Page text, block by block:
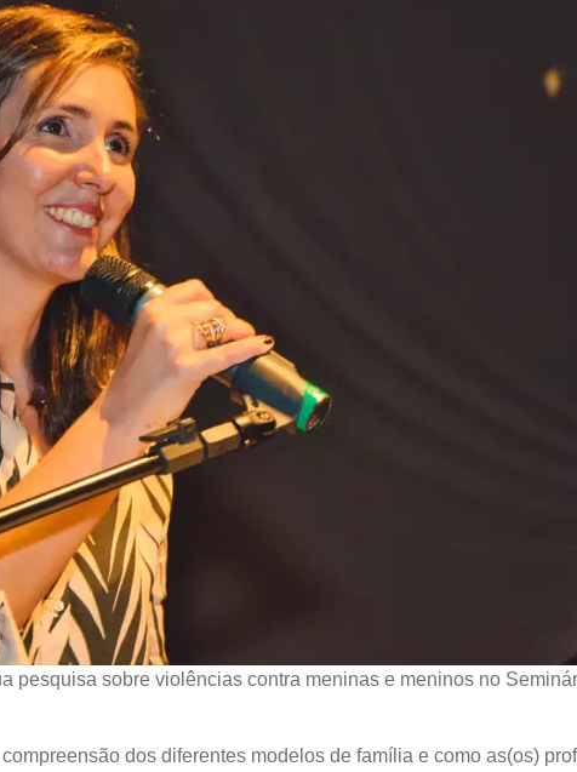
pesquisa sobre violências contra meninas e meninos no
dos diferentes modelos de família e como as(os)